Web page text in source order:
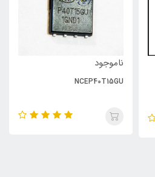
ناموجود
NCEP40T15GU